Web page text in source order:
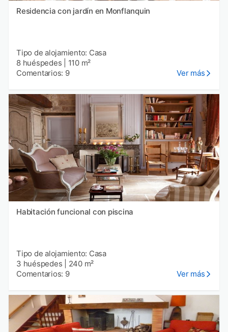
Residencia con jardín en Monflanquin
Tipo de alojamiento: Casa
8 huéspedes
110 m²
Comentarios: 9
Ver más
Habitación funcional con piscina
Tipo de alojamiento: Casa
3 huéspedes
240 m²
Comentarios: 9
Ver más